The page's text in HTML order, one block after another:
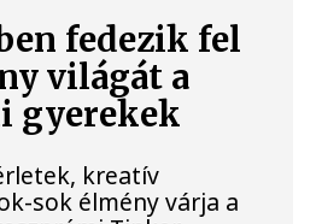
fedezik fel
világát a
gyerekek
kreatív
sok élmény várja a